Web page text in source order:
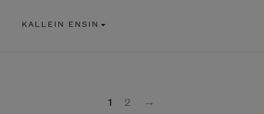
KALLEIN ENSIN
1 2 →